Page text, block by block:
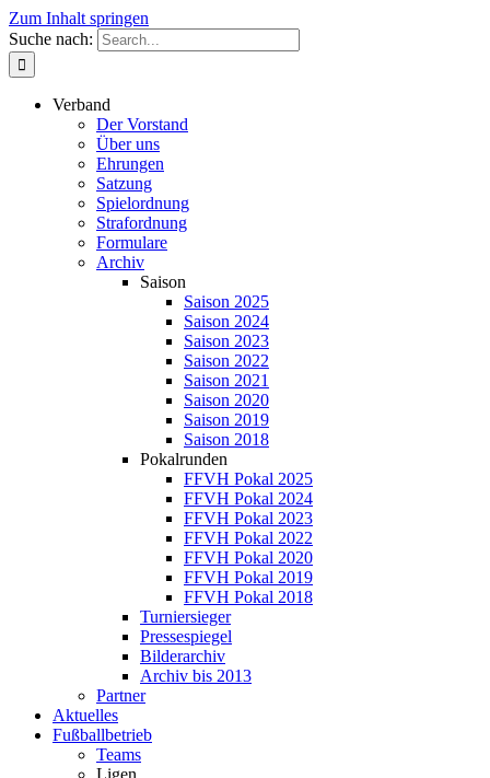
Zum Inhalt springen
Suche nach:
Verband
Der Vorstand
Über uns
Ehrungen
Satzung
Spielordnung
Strafordnung
Formulare
Archiv
Saison
Saison 2025
Saison 2024
Saison 2023
Saison 2022
Saison 2021
Saison 2020
Saison 2019
Saison 2018
Pokalrunden
FFVH Pokal 2025
FFVH Pokal 2024
FFVH Pokal 2023
FFVH Pokal 2022
FFVH Pokal 2020
FFVH Pokal 2019
FFVH Pokal 2018
Turniersieger
Pressespiegel
Bilderarchiv
Archiv bis 2013
Partner
Aktuelles
Fußballbetrieb
Teams
Ligen